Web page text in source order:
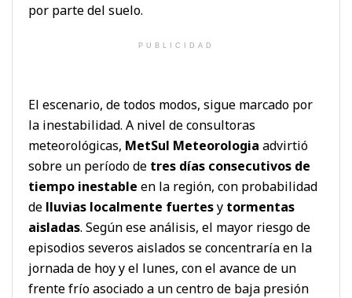
por parte del suelo.
PUBLICIDAD
El escenario, de todos modos, sigue marcado por
la inestabilidad. A nivel de consultoras
meteorológicas, MetSul Meteorologia advirtió
sobre un período de tres días consecutivos de
tiempo inestable en la región, con probabilidad
de lluvias localmente fuertesy tormentas
aisladas. Según ese análisis, el mayor riesgo de
episodios severos aislados se concentraría en la
jornada de hoy y el lunes, con el avance de un
frente frío asociado a un centro de baja presión